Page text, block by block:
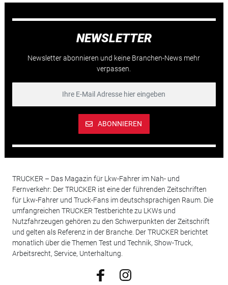
NEWSLETTER
Newsletter abonnieren und keine Branchen-News mehr
verpassen.
ABONNIEREN
TRUCKER – Das Magazin für Lkw-Fahrer im Nah- und
Fernverkehr: Der TRUCKER ist eine der führenden Zeitschriften
für Lkw-Fahrer und Truck-Fans im deutschsprachigen Raum. Die
umfangreichen TRUCKER Testberichte zu LKWs und
Nutzfahrzeugen gehören zu den Schwerpunkten der Zeitschrift
und gelten als Referenz in der Branche. Der TRUCKER berichtet
monatlich über die Themen Test und Technik, Show-Truck,
Arbeitsrecht, Service, Unterhaltung.